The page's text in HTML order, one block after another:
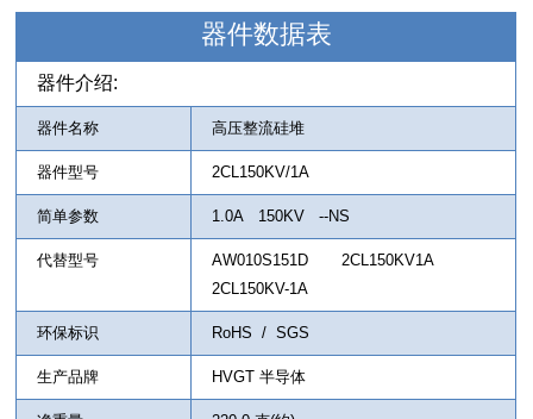
器件数据表
器件介绍:
器件名称 高压整流硅堆
器件型号 2CL150KV/1A
简单参数 1.0A 150KV --NS
代替型号
AW010S151D 2CL150KV1A
2CL150KV-1A
环保标识 RoHS / SGS
生产品牌 HVGT 半导体